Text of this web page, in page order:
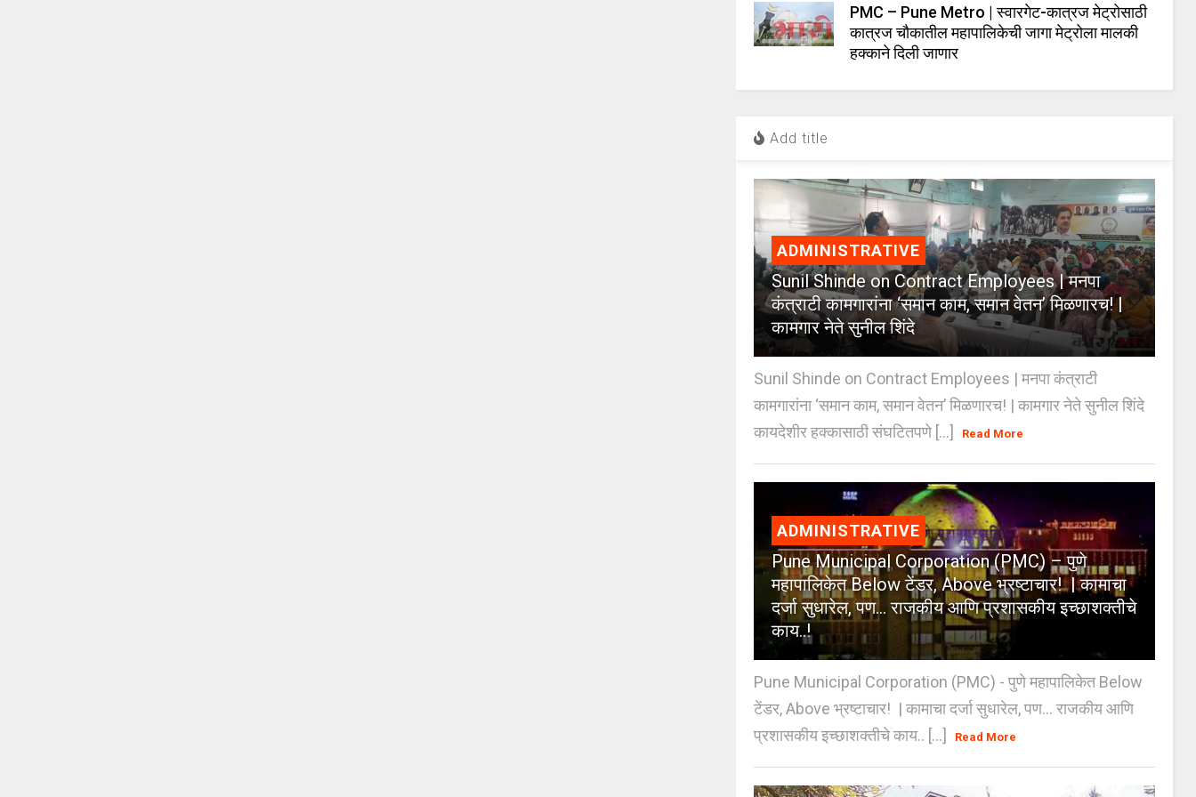
PMC – Pune Metro | स्वारगेट-कात्रज मेट्रोसाठी
कात्रज चौकातील महापालिकेची जागा मेट्रोला मालकी
हक्काने दिली जाणार
Add title
ADMINISTRATIVE
Sunil Shinde on Contract Employees | मनपा
कंत्राटी कामगारांना ‘समान काम, समान वेतन’ मिळणारच! |
कामगार नेते सुनील शिंदे
Sunil Shinde on Contract Employees | मनपा कंत्राटी
कामगारांना ‘समान काम, समान वेतन’ मिळणारच! | कामगार नेते सुनील शिंदे
कायदेशीर हक्कासाठी संघटितपणे [...]
Read More
ADMINISTRATIVE
Pune Municipal Corporation (PMC) – पुणे
महापालिकेत Below टेंडर, Above भ्रष्टाचार! | कामाचा
दर्जा सुधारेल, पण… राजकीय आणि प्रशासकीय इच्छाशक्तीचे
काय..!
Pune Municipal Corporation (PMC) - पुणे महापालिकेत Below
टेंडर, Above भ्रष्टाचार! | कामाचा दर्जा सुधारेल, पण… राजकीय आणि
प्रशासकीय इच्छाशक्तीचे काय.. [...]
Read More